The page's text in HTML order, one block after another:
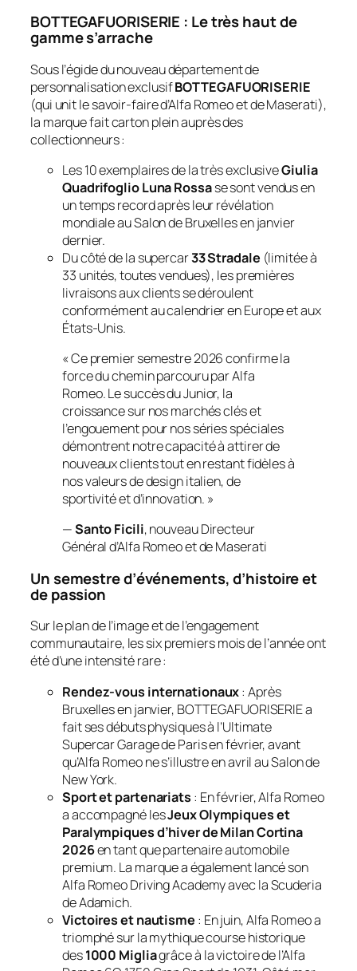
BOTTEGAFUORISERIE : Le très haut de
gamme s’arrache
Sous l’égide du nouveau département de
personnalisation exclusifBOTTEGAFUORISERIE
(qui unit le savoir-faire d’Alfa Romeo et de Maserati),
la marque fait carton plein auprès des
collectionneurs :
Les 10 exemplaires de la très exclusiveGiulia
Quadrifoglio Luna Rossase sont vendus en
un temps record après leur révélation
mondiale au Salon de Bruxelles en janvier
dernier.
Du côté de la supercar33 Stradale (limitée à
33 unités, toutes vendues), les premières
livraisons aux clients se déroulent
conformément au calendrier en Europe et aux
États-Unis.
« Ce premier semestre 2026 confirme la
force du chemin parcouru par Alfa
Romeo. Le succès du Junior, la
croissance sur nos marchés clés et
l’engouement pour nos séries spéciales
démontrent notre capacité à attirer de
nouveaux clients tout en restant fidèles à
nos valeurs de design italien, de
sportivité et d’innovation. »
—Santo Ficili, nouveau Directeur
Général d’Alfa Romeo et de Maserati
Un semestre d’événements, d’histoire et
de passion
Sur le plan de l’image et de l’engagement
communautaire, les six premiers mois de l’année ont
été d’une intensité rare :
Rendez-vous internationaux: Après
Bruxelles en janvier, BOTTEGAFUORISERIE a
fait ses débuts physiques à l’Ultimate
Supercar Garage de Paris en février, avant
qu’Alfa Romeo ne s’illustre en avril au Salon de
New York.
Sport et partenariats : En février, Alfa Romeo
a accompagné lesJeux Olympiques et
Paralympiques d’hiver de Milan Cortina
2026en tant que partenaire automobile
premium. La marque a également lancé son
Alfa Romeo Driving Academyavec la Scuderia
de Adamich.
Victoires et nautisme : En juin, Alfa Romeo a
triomphé sur la mythique course historique
des1000 Migliagrâce à la victoire de l’Alfa